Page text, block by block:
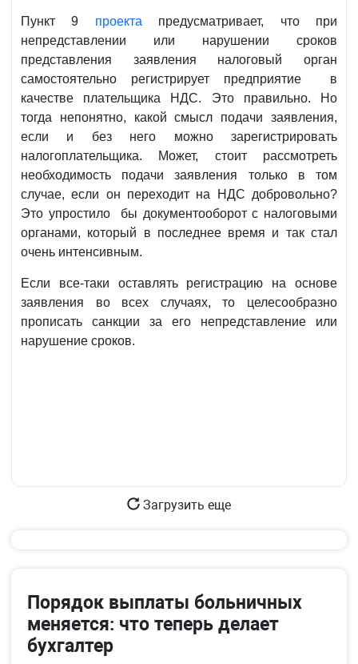
Пункт 9 проекта предусматривает, что при
непредставлении или нарушении сроков
представления заявления налоговый орган
самостоятельно регистрирует предприятие в
качестве плательщика НДС. Это правильно. Но
тогда непонятно, какой смысл подачи заявления,
если и без него можно зарегистрировать
налогоплательщика. Может, стоит рассмотреть
необходимость подачи заявления только в том
случае, если он переходит на НДС добровольно?
Это упростило бы документооборот с налоговыми
органами, который в последнее время и так стал
очень интенсивным.
Если все-таки оставлять регистрацию на основе
заявления во всех случаях, то целесообразно
прописать санкции за его непредставление или
нарушение сроков.
Загрузить еще
Порядок выплаты больничных
меняется: что теперь делает
бухгалтер